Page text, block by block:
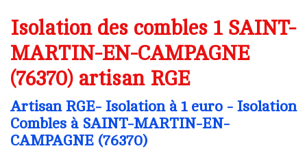
Isolation des combles 1 SAINT-
MARTIN-EN-CAMPAGNE
(76370) artisan RGE
Artisan RGE- Isolation à 1 euro - Isolation
Combles à SAINT-MARTIN-EN-
CAMPAGNE (76370)